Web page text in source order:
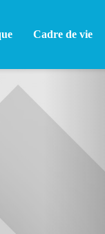
Cadre de vie